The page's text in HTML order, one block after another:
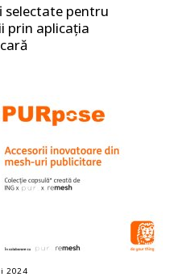
selectate pentru
prin aplicația
2024